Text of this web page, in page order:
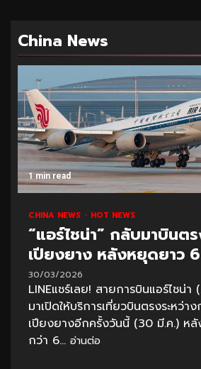
China News
1 min read
CHINA NEWS HOT NEWS
“แอร์ไชน่า” กลับมาบินต
เปียงยาง หลังหยุดยาว
30/03/2026
LINEแชร์เลย! สายการบินแอร์ไชน่
มาเปิดให้บริการเที่ยวบินตรงระหว่
เปียงยางอีกครั้งวันนี้ (30 มี.ค.) ห
กว่า 6... อ่านต่อ